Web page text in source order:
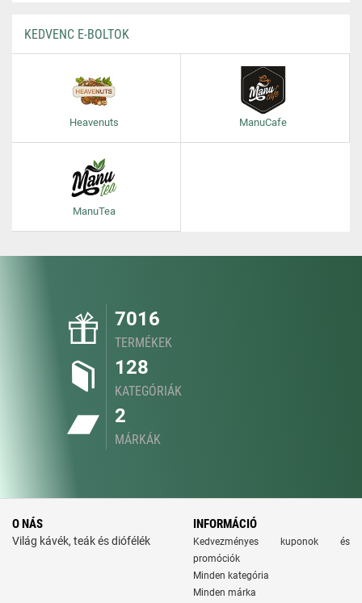
KEDVENC E-BOLTOK
Heavenuts ManuCafe
ManuTea
7016
TERMÉKEK
128
KATEGÓRIÁK
2
MÁRKÁK
O NÁS
Világ kávék, teák és diófélék
INFORMÁCIÓ
Kedvezményes kuponok és
promóciók
Minden kategória
Minden márka